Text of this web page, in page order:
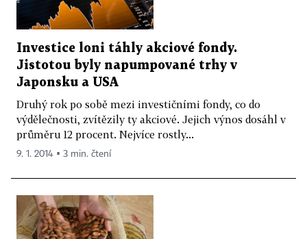
Investice loni táhly akciové fondy.
Jistotou byly napumpované trhy v
Japonsku a USA
Druhý rok po sobě mezi investičními fondy, co do
výdělečnosti, zvítězily ty akciové. Jejich výnos dosáhl v
průměru 12 procent. Nejvíce rostly...
9. 1. 2014 ▪ 3 min. čtení